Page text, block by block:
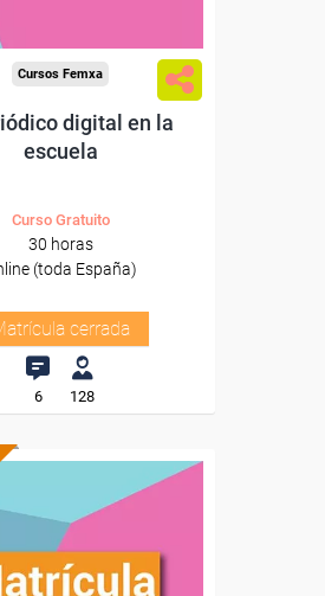
Cursos Femxa
digital en la
escuela
Curso Gratuito
30 horas
(toda España)
cerrada
6 128